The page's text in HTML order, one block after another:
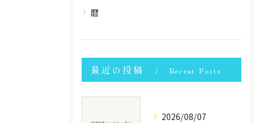
暦
最近の投稿 Recent Posts
2026/08/07